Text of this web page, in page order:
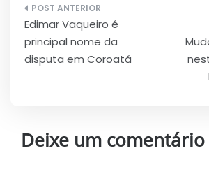
Navegação
de
Post
Edimar Vaqueiro é
principal nome da
disputa em Coroatá
Deixe um comentário